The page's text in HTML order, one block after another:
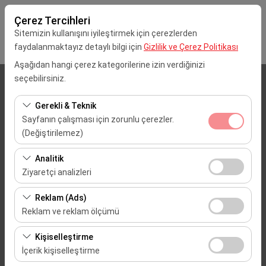
Çerez Tercihleri
Sitemizin kullanışını iyileştirmek için çerezlerden
faydalanmaktayız detaylı bilgi için Gizlilik ve Çerez Politikası
Aşağıdan hangi çerez kategorilerine izin verdiğinizi
seçebilirsiniz.
Gerekli & Teknik
Sayfanın çalışması için zorunlu çerezler.
(Değiştirilemez)
Bu çerezler sitenin doğru şekilde çalışması, güvenlik,
oturum yönetimi ve temel işlevler için gereklidir. Devre
dışı bırakılamaz.
Analitik
Ziyaretçi analizleri
Bu çerezler, sitemizin nasıl kullanıldığını (ziyaretçi sayısı,
en çok ziyaret edilen sayfalar, kullanıcı davranışları)
analiz etmemizi sağlar. Bu veriler, web sitesi
performansını ölçmek ve kullanıcı deneyimini sürekli
iyileştirmek için kullanılır.
Reklam (Ads)
Reklam ve reklam ölçümü
Bu çerezler, size ilgi alanlarınıza uygun kişiselleştirilmiş
reklamlar göstermemize ve reklam kampanyalarımızın
etkinliğini (gösterim sayısı, tıklama oranı) ölçmemize
Kişiselleştirme
İçerik kişiselleştirme
Alış Lokasyonu
İstanbul Sabiha Gökçen Havalimanı (SAW)
Aracı farklı bir lokasyona bırakacağım
Alış Tarih & Saat
Dönüş Tarih & Saat